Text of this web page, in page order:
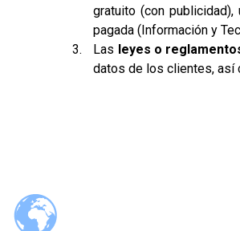
gratuito (con
pagada (Información y
Las leyes o
datos de los clientes, así